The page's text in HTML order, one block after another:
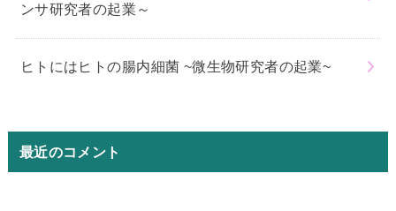
ンサ研究者の起業～
ヒトにはヒトの腸内細菌 ~微生物研究者の起業~
最近のコメント